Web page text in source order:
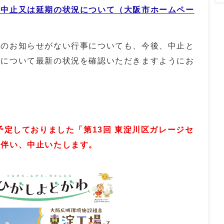
止又は延期の状況について（大阪市ホームペー
知らせがない行事についても、今後、中止と
ついて最新の状況を確認いただきますようにお
しておりました「第13回 東淀川区ガレージセ
い、中止いたします。